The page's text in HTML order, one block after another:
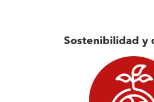
Sostenibilidad y